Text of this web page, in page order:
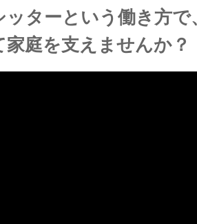
ターという働き方で、
家庭を支えませんか？